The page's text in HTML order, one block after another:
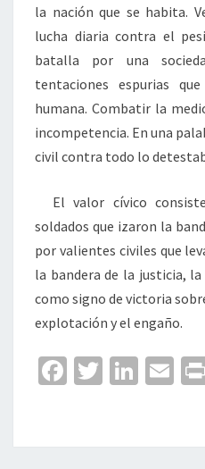
la nación que se habita.
lucha diaria contra el
batalla por una
tentaciones espurias
humana. Combatir la
incompetencia. En una
civil contra todo lo
El valor cívico
soldados que izaron la
por valientes civiles que
la bandera de la justicia,
como signo de victoria
explotación y el engaño.
Fa
o
T
er
Li
dI
E
l